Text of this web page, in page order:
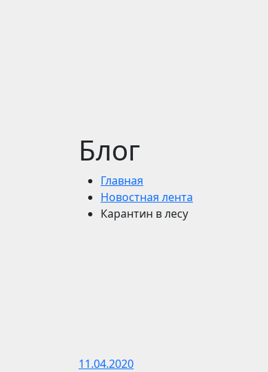
Блог
Главная
Новостная лента
Карантин в лесу
11.04.2020